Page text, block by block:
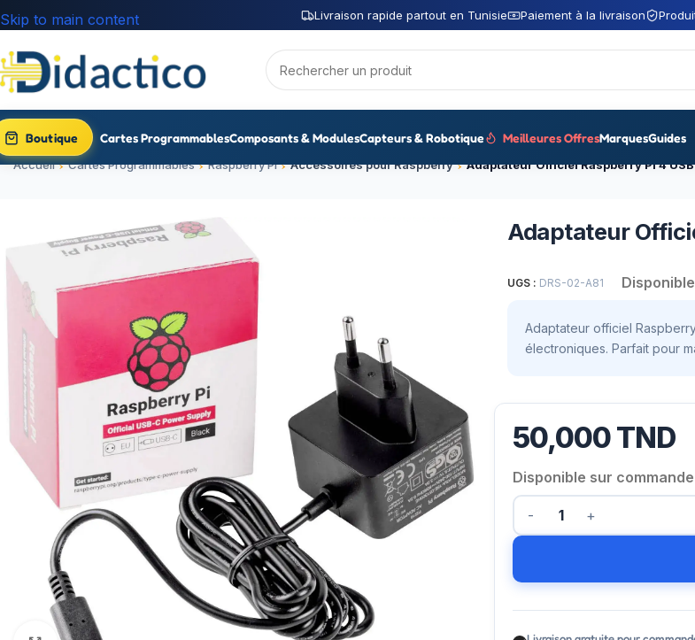
Livraison rapide partout en Tunisie Paiement à la livraison
Skip to main content
Boutique Cartes ProgrammablesComposants & ModulesCapteurs & Robotique Meilleures OffresMarquesGuides
Accueil Cartes Programmables Raspberry Pi Accessoires pour Raspberry
Adaptateur
UGS : DRS-02-A81
Adaptateur officiel
électroniques. Parfait pour
50,000TND
Disponible sur commande